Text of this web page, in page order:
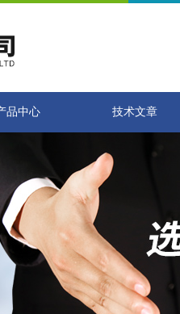
品中心 技术文章